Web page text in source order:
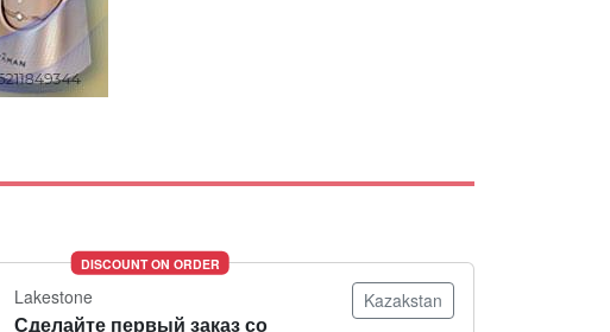
DISCOUNT ON ORDER
Lakestone
Сделайте первый заказ со
Kazakstan